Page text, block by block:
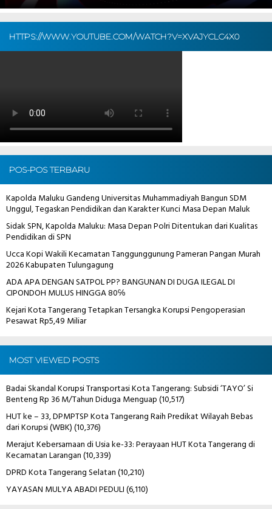
HTTPS://WWW.YOUTUBE.COM/WATCH?V=XVAJYCLC4X0
POS-POS TERBARU
Kapolda Maluku Gandeng Universitas Muhammadiyah Bangun SDM
Unggul, Tegaskan Pendidikan dan Karakter Kunci Masa Depan Maluk
Sidak SPN, Kapolda Maluku: Masa Depan Polri Ditentukan dari Kualitas
Pendidikan di SPN
Ucca Kopi Wakili Kecamatan Tanggunggunung Pameran Pangan Murah
2026 Kabupaten Tulungagung
ADA APA DENGAN SATPOL PP? BANGUNAN DI DUGA ILEGAL DI
CIPONDOH MULUS HINGGA 80℅
Kejari Kota Tangerang Tetapkan Tersangka Korupsi Pengoperasian
Pesawat Rp5,49 Miliar
MOST VIEWED POSTS
Badai Skandal Korupsi Transportasi Kota Tangerang: Subsidi ‘TAYO’ Si
Benteng Rp 36 M/Tahun Diduga Menguap(10,517)
HUT ke – 33, DPMPTSP Kota Tangerang Raih Predikat Wilayah Bebas
dari Korupsi (WBK)(10,376)
Merajut Kebersamaan di Usia ke-33: Perayaan HUT Kota Tangerang di
Kecamatan Larangan(10,339)
DPRD Kota Tangerang Selatan(10,210)
YAYASAN MULYA ABADI PEDULI(6,110)